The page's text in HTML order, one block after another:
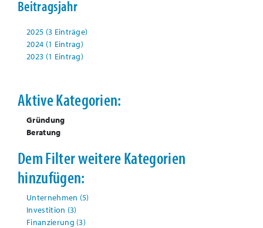
Beitragsjahr
2025 (3 Einträge)
2024 (1 Eintrag)
2023 (1 Eintrag)
Aktive Kategorien:
Gründung
Beratung
Dem Filter weitere Kategorien
hinzufügen:
Unternehmen (5)
Investition (3)
Finanzierung (3)